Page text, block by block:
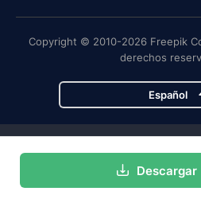
Descargar
Copyright © 2010-2026 Freepik
derechos
Español
Magnific Flaticon